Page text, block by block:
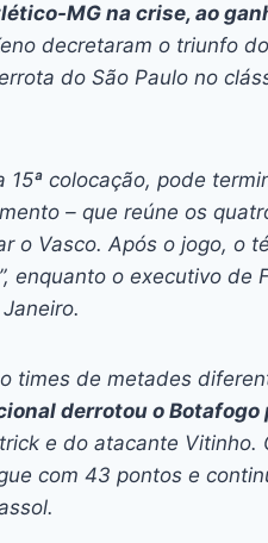
MG na crise, ao
decretaram o triunfo
do São Paulo no
15ª colocação, pode
– que reúne os
o Vasco. Após o jogo, o
enquanto o executivo
times de metades
derrotou o Botafogo
e do atacante
com 43 pontos e